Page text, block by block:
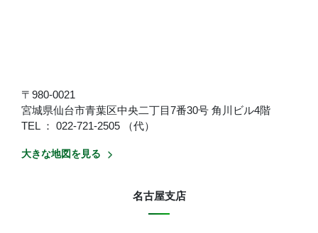
〒980-0021
宮城県仙台市青葉区中央二丁目7番30号 角川ビル4階
TEL ： 022-721-2505 （代）
大きな地図を見る
名古屋支店